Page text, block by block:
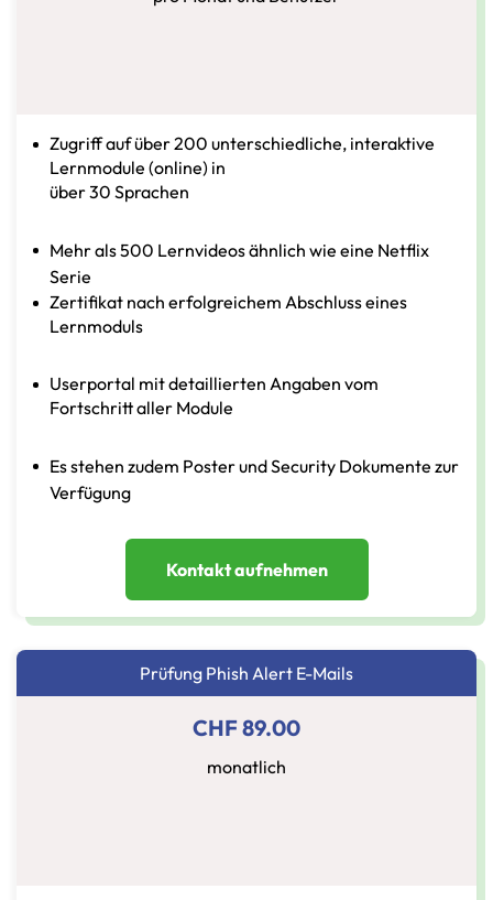
Zugriff auf über 200 unterschiedliche, interaktive
Lernmodule (online) in
über 30 Sprachen
Mehr als 500 Lernvideos ähnlich wie eine Netflix
Serie
Zertifikat nach erfolgreichem Abschluss eines
Lernmoduls
Userportal mit detaillierten Angaben vom
Fortschritt aller Module
Es stehen zudem Poster und Security Dokumente zur
Verfügung
Kontakt aufnehmen
Prüfung Phish Alert E-Mails
CHF 89.00
monatlich